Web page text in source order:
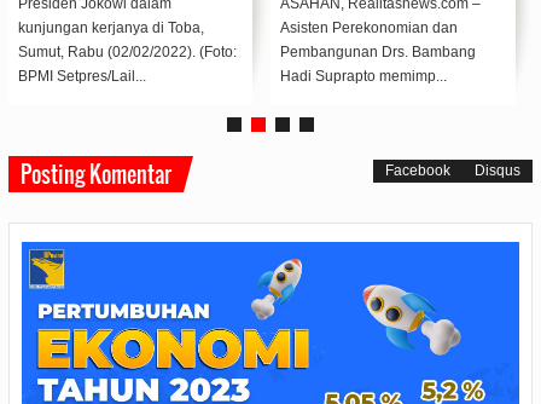
kunjungan kerjanya di Toba,
Sumut, Rabu (02/02/2022). (Foto:
BPMI Setpres/Lail...
Kepada Masyarakat
Asisten Perekonomian dan
Pembangunan Drs. Bambang
Hadi Suprapto memimp...
Posting Komentar Facebook Disqus